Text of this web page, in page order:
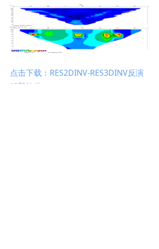
点击下载：RES2DINV-RES3DINV反演
解释软件